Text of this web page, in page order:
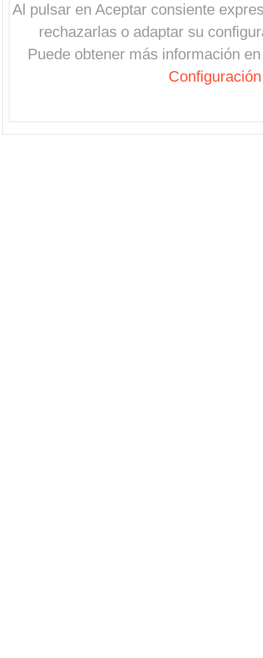
Al pulsar en Aceptar consiente
rechazarlas o adaptar su
Puede obtener más información